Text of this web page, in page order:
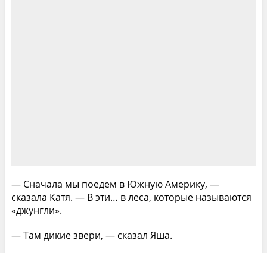
— Сначала мы поедем в Южную Америку, —
сказала Катя. — В эти… в леса, которые называются
«джунгли».
— Там дикие звери, — сказал Яша.